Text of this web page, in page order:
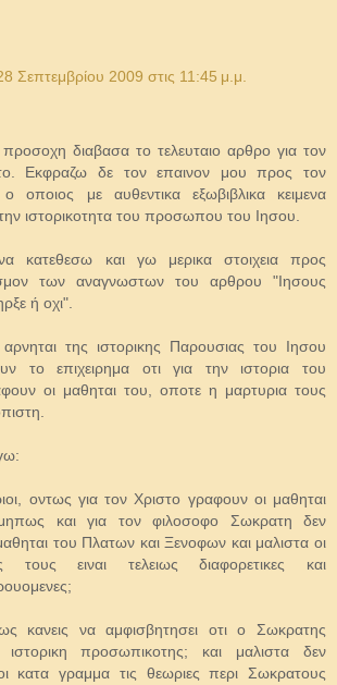
Σεπτεμβρίου 2009 στις 11:45 μ.μ.
προσοχη διαβασα το τελευταιο αρθρο για τον
Εκφραζω δε τον επαινον μου προς τον
οποιος με αυθεντικα εξωβιβλικα κειμενα
ιστορικοτητα του προσωπου του Ιησου.
κατεθεσω και γω μερικα στοιχεια προς
των αναγνωστων του αρθρου "Ιησους
ή οχι".
αρνηται της ιστορικης Παρουσιας του Ιησου
το επιχειρημα οτι για την ιστορια του
οι μαθηται του, οποτε η μαρτυρια τους
οντως για τον Χριστο γραφουν οι μαθηται
και για τον φιλοσοφο Σωκρατη δεν
του Πλατων και Ξενοφων και μαλιστα οι
τους ειναι τελειως διαφορετικες και
κανεις να αμφισβητησει οτι ο Σωκρατης
προσωπικοτης; και μαλιστα δεν
κατα γραμμα τις θεωριες περι Σωκρατους